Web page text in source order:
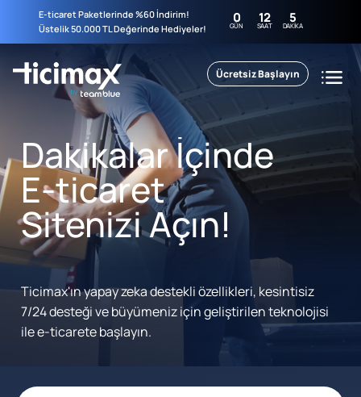
E-ticaret Paketlerinde %60 İndirim!
Üstelik 50.000 TL Değerinde Hediyeler!
0
GÜN 12
SAAT 5
DAKIKA
Ücretsiz Başlayın
Dakikalar İçinde
E-ticaret
Sitenizi Açın!
Ticimax'ın yapay zeka destekli özellikleri, kesintisiz
7/24 desteği ve büyümeniz için geliştirilen teknolojisi
ile e-ticarete başlayın.